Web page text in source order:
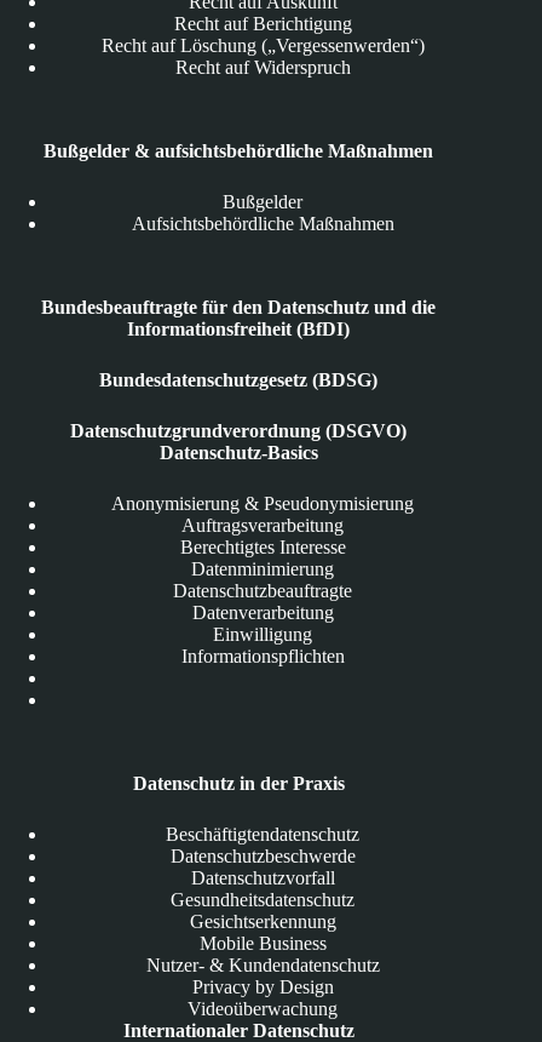
Recht auf Berichtigung
Recht auf Löschung („Vergessenwerden“)
Recht auf Widerspruch
Bußgelder & aufsichtsbehördliche Maßnahmen
Bußgelder
Aufsichtsbehördliche Maßnahmen
Bundesbeauftragte für den Datenschutz und die
Informationsfreiheit (BfDI)
Bundesdatenschutzgesetz (BDSG)
Datenschutzgrundverordnung (DSGVO)
Datenschutz-Basics
Anonymisierung & Pseudonymisierung
Auftragsverarbeitung
Berechtigtes Interesse
Datenminimierung
Datenschutzbeauftragte
Datenverarbeitung
Einwilligung
Informationspflichten
Datenschutz in der Praxis
Beschäftigtendatenschutz
Datenschutzbeschwerde
Datenschutzvorfall
Gesundheitsdatenschutz
Gesichtserkennung
Mobile Business
Nutzer- & Kundendatenschutz
Privacy by Design
Videoüberwachung
Internationaler Datenschutz